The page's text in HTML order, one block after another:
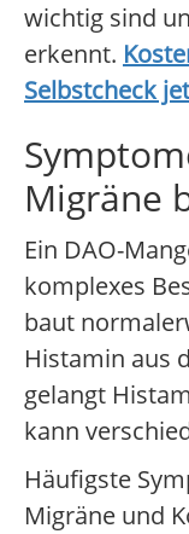
wichtig sind
erkennt.
Selbstcheck
Migräne
Ein DAO-
komplexes
baut
Histamin aus
gelangt
kann
Häufigste
Migräne und